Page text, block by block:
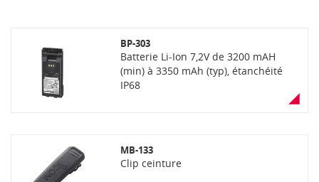
BP-303
Batterie Li-Ion 7,2V de 3200 mAH
(min) à 3350 mAh (typ), étanchéité
IP68
MB-133
Clip ceinture